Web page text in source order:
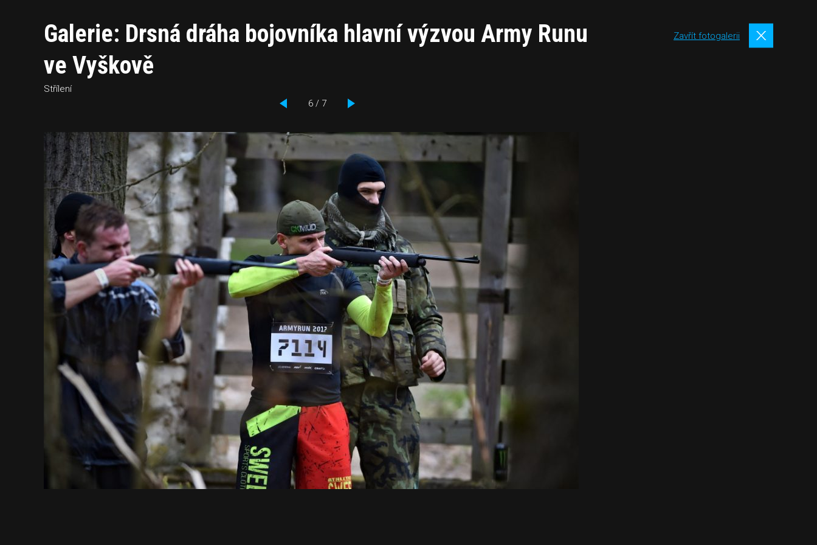
Galerie: Drsná dráha bojovníka hlavní výzvou Army Runu
ve Vyškově
Střílení
6 / 7
Zavřít fotogalerii